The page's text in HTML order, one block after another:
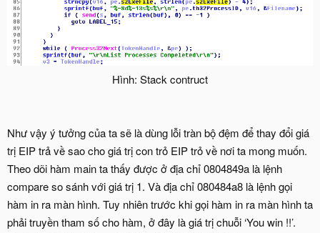
Hình: Stack contruct​
Như vậy ý tưởng của ta sẽ là dùng lỗi tràn bộ đệm để thay đổi giá
trị EIP trả về sao cho giá trị con trỏ EIP trỏ về nơi ta mong muốn.
Theo dõi hàm main ta thấy được ở địa chỉ 0804849a là lệnh
compare so sánh với giá trị 1. Và địa chỉ 080484a8 là lệnh gọi
hàm in ra màn hình. Tuy nhiên trước khi gọi hàm in ra màn hình ta
phải truyền tham số cho hàm, ở đây là giá trị chuỗi ‘You win !!’.